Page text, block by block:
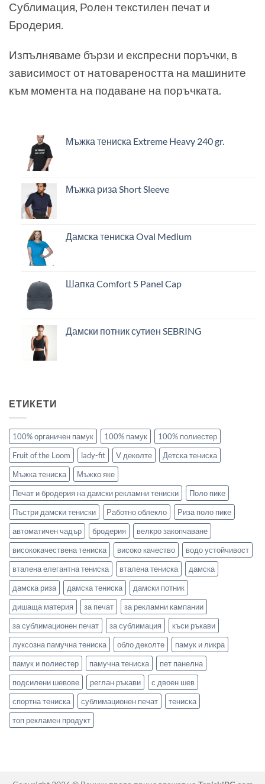
Сублимация, Ролен текстилен печат и
Бродерия.
Изпълняваме бързи и експресни поръчки, в
зависимост от натовареността на машините
към момента на подаване на поръчката.
Мъжка тениска Extreme Heavy 240 gr.
Мъжка риза Short Sleeve
Дамска тениска Oval Medium
Шапка Comfort 5 Panel Cap
Дамски потник сутиен SEBRING
ЕТИКЕТИ
100% органичен памук 100% памук
100% полиестер
Fruit of the Loom
lady-fit V деколте
Детска тениска
Мъжка тениска
Мъжко яке
Печат и бродерия на дамски рекламни тениски
Поло пике
Пъстри дамски тениски
Работно облекло
Риза поло пике
автоматичен чадър
бродерия
велкро закопчаване
висококачествена тениска
високо качество
водо устойчивост
вталена елегантна тениска
вталена тениска
дамска
дамска риза
дамска тениска
дамски потник
дишаща материя
за печат
за рекламни кампании
за сублимационен печат
за сублимация
къси ръкави
луксозна памучна тениска
обло деколте
памук и ликра
памук и полиестер
памучна тениска
пет панелна
подсилени шевове
реглан ръкави
с двоен шев
спортна тениска
сублимационен печат
тениска
топ рекламен продукт